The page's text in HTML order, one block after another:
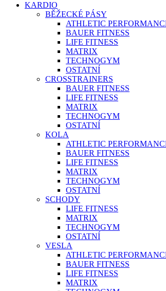
KARDIO
BĚŽECKÉ PÁSY
ATHLETIC
BAUER FITNESS
LIFE FITNESS
MATRIX
TECHNOGYM
OSTATNÍ
CROSSTRAINERS
BAUER FITNESS
LIFE FITNESS
MATRIX
TECHNOGYM
OSTATNÍ
KOLA
ATHLETIC
BAUER FITNESS
LIFE FITNESS
MATRIX
TECHNOGYM
OSTATNÍ
SCHODY
LIFE FITNESS
MATRIX
TECHNOGYM
OSTATNÍ
VESLA
ATHLETIC
BAUER FITNESS
LIFE FITNESS
MATRIX